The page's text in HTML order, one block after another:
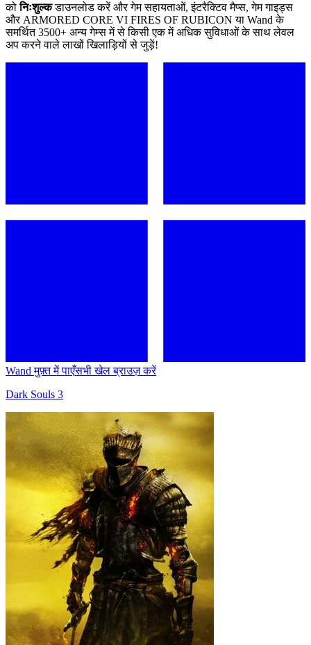
कोनिःशुल्कडाउनलोड करें और गेम सहायताओं, इंटरैक्टिव मैप्स, गेम गाइड्स
और ARMORED CORE VI FIRES OF RUBICON या Wand के
समर्थित 3500+ अन्य गेम्स में से किसी एक में अधिक सुविधाओं के साथ लेवल
अप करने वाले लाखों खिलाड़ियों से जुड़ें!
Wand मुफ़्त में पाएँसभी खेल ब्राउज़ करें
Dark Souls 3